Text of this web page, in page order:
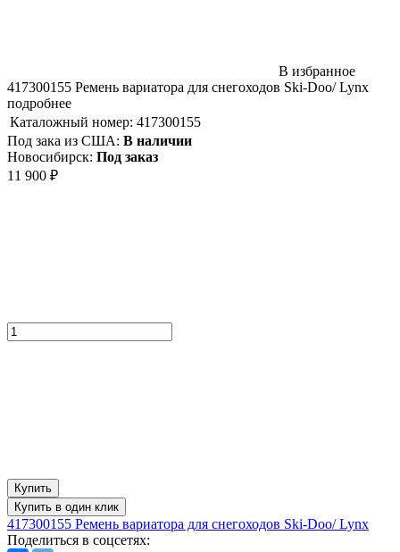
В избранное
417300155 Ремень вариатора для снегоходов Ski-Doo/ Lynx
подробнее
Каталожный номер: 417300155
Под зака из США: В наличии
Новосибирск: Под заказ
11 900 ₽
Купить
Купить в один клик
417300155 Ремень вариатора для снегоходов Ski-Doo/ Lynx
Поделиться в соцсетях: